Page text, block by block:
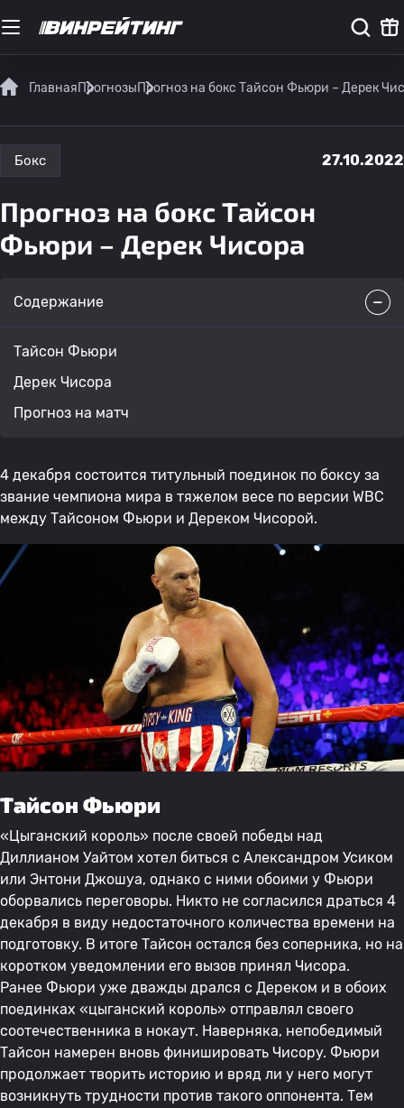
ГлавнаяПрогнозыПрогноз на бокс Тайсон Фьюри – Дерек
Бокс 27.10.2022
Прогноз на бокс Тайсон
Фьюри – Дерек Чисора
Содержание
Тайсон Фьюри
Дерек Чисора
Прогноз на матч
4 декабря состоится титульный поединок по боксу за
звание чемпиона мира в тяжелом весе по версии WBC
между Тайсоном Фьюри и Дереком Чисорой.
Тайсон Фьюри
«Цыганский король» после своей победы над
Диллианом Уайтом хотел биться с Александром Усиком
или Энтони Джошуа, однако с ними обоими у Фьюри
оборвались переговоры. Никто не согласился драться 4
декабря в виду недостаточного количества времени на
подготовку. В итоге Тайсон остался без соперника, но на
коротком уведомлении его вызов принял Чисора.
Ранее Фьюри уже дважды дрался с Дереком и в обоих
поединках «цыганский король» отправлял своего
соотечественника в нокаут. Наверняка, непобедимый
Тайсон намерен вновь финишировать Чисору. Фьюри
продолжает творить историю и вряд ли у него могут
возникнуть трудности против такого оппонента. Тем